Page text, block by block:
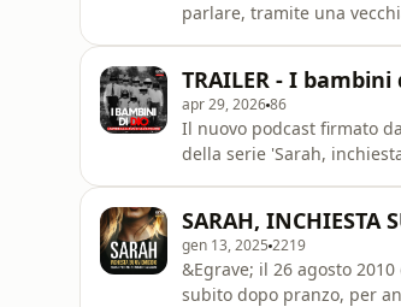
parlare, tramite una
testimonianze esclusive e
TRAILER - I bambini
apr 29, 202686
Il nuovo podcast firmato
della serie 'Sarah,
costruito ne
SARAH, INCHIESTA
gen 13, 2025 2219
&Egrave; il 26 agosto
subito dopo pranzo, per